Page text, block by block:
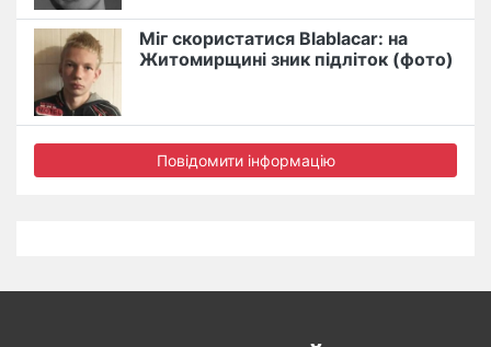
Міг скористатися Blablacar: на
Житомирщині зник підліток (фото)
Повідомити інформацію